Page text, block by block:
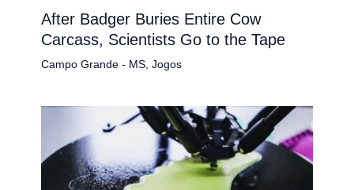
After Badger Buries Entire Cow
Carcass, Scientists Go to the Tape
Campo Grande - MS, Jogos